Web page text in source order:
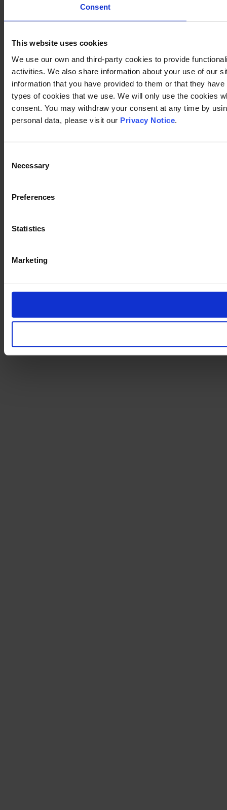
Consent
This website uses cookies
We use our own and third-party cookies to provide
activities. We also share information about your use of our
information that you have provided to them or that they
types of cookies that we use. We will only use the cookies
consent. You may withdraw your consent at any time by
personal data, please visit our Privacy Notice
Selection
Necessary
Preferences
Statistics
Marketing